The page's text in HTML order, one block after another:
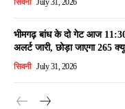
सिवनी July 31, 2026
भीमगढ़ बांध के दो गेट आज
अलर्ट जारी, छोड़ा जाएगा 265
सिवनी July 31, 2026